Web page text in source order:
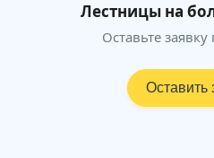
Лестницы на
Оставьте
Оставить